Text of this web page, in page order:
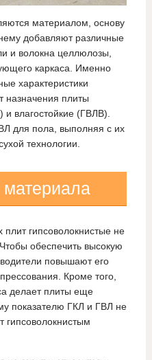
материалом, основу
добавляют различные
и волокна целлюлозы,
каркаса. Именно
характеристики
назначения плиты
влагостойкие (ГВЛВ).
для пола, выполняя с их
технологии.
плит гипсоволокнистые не
обеспечить высокую
повышают его
Кроме того,
делает плиты еще
показателю ГКЛ и ГВЛ не
гипсоволокнистым